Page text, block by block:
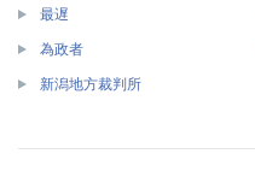
最遅
為政者
新潟地方裁判所